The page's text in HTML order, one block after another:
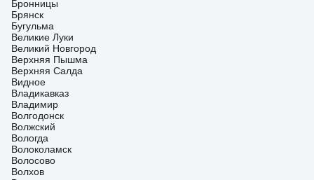
Бронницы
Брянск
Бугульма
Великие Луки
Великий Новгород
Верхняя Пышма
Верхняя Салда
Видное
Владикавказ
Владимир
Волгодонск
Волжский
Вологда
Волоколамск
Волосово
Волхов